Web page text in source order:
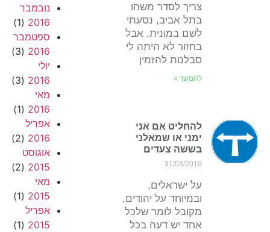
צריך לסדר משהו
בתל אביב, נסעתי
לשם במונית, אבל
בחזור לא היתה לי
סבלנות להזמין
להמשך »
להחליט אם אני
ימני או שמאלני
בששה צעדים
31/03/2019
על ישראלים,
ובמיוחד על יהודים,
מקובל לומר שלכל
אחד יש דעה בכל
נובמבר
2016
(1)
ספטמבר
2016
(3)
יולי
2016
(3)
מאי
2016
(1)
אפריל
2016
(2)
אוגוסט
2015
(2)
מאי
2015
(1)
אפריל
2015
(1)